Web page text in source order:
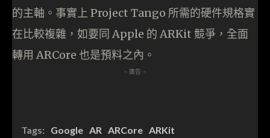
的主軸。事實上 Project Tango 所需的硬件規格實
在比較複雜，如要同 Apple 的 ARKit 競爭，全面
轉用 ARCore 也是預料之內。
- 廣告 -
Tags: Google AR ARCore ARKit